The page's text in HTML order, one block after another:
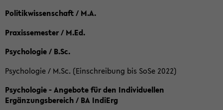
Politikwissenschaft / M.A.
Praxissemester / M.Ed.
Psychologie / B.Sc.
Psychologie / M.Sc. (Einschreibung bis SoSe 2022)
Psychologie - Angebote für den Individuellen
Ergänzungsbereich / BA IndiErg